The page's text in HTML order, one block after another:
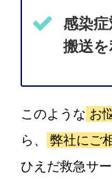
感染
搬送
このような お
ら、
弊社にご
ひえだ救急サ